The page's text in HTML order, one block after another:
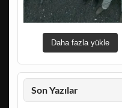
Daha fazla yükle
Son Yazılar